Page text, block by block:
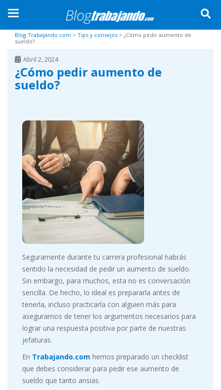
Skip to main content
TOGGLE NAVIGATION
Blog Trabajando.com > Tips y consejos > ¿Cómo pedir aumento de
sueldo?
Abril 2, 2024
¿Cómo pedir aumento de
sueldo?
Seguramente durante tu carrera profesional habrás
sentido la necesidad de pedir un aumento de sueldo.
Sin embargo, para muchos, esta no es conversación
sencilla. De hecho, lo ideal es prepararla antes de
tenerla, incluso practicarla con alguien más para
asegurarnos de tener los argumentos necesarios para
lograr una respuesta positiva por parte de nuestras
jefaturas.
En Trabajando.com hemos preparado un checklist
que debes considerar para pedir ese aumento de
sueldo que tanto ansias.